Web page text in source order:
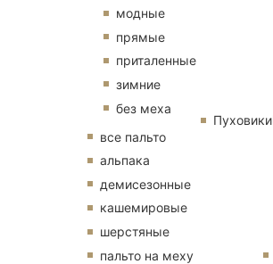
модные
прямые
приталенные
зимние
без меха
все пальто
альпака
демисезонные
кашемировые
шерстяные
пальто на меху
Пуховики